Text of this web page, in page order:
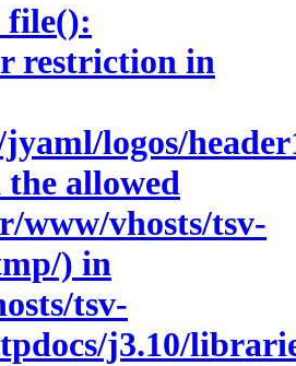
restriction in
logos/
allowed
www/vhosts/tsv-
) in
tsv-
j3.10/